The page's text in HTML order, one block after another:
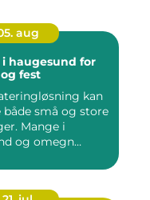
aug
haugesund for
fest
kan
både små og store
Mange i
og omegn